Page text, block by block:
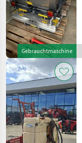
Gebrauchtmaschine